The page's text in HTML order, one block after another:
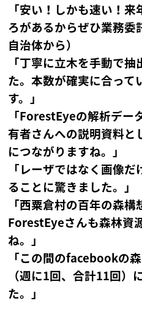
「安い！しかも速い！
ろがあるからぜひ業務委
自治体から）
「丁寧に立木を手動で
た。本数が確実に合って
す。」
「ForestEyeの解析デー
有者さんへの説明資料と
につながりますね。」
「レーザではなく画像
ることに驚きました。」
「西粟倉村の百年の森構
ForestEyeさんも森林資
ね。」
「この間のfacebookの
（週に1回、合計11回）
た。」